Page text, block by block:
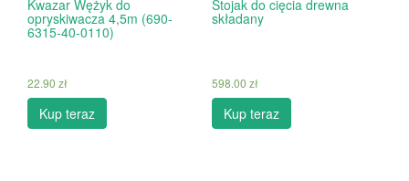
Kwazar Wężyk do
opryskiwacza 4,5m (690-
6315-40-0110)
22.90 zł
Kup teraz
Stojak do cięcia drewna
składany
598.00 zł
Kup teraz